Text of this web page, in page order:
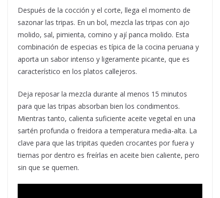
Después de la cocción y el corte, llega el momento de
sazonar las tripas. En un bol, mezcla las tripas con ajo
molido, sal, pimienta, comino y ají panca molido. Esta
combinación de especias es típica de la cocina peruana y
aporta un sabor intenso y ligeramente picante, que es
característico en los platos callejeros.
Deja reposar la mezcla durante al menos 15 minutos
para que las tripas absorban bien los condimentos.
Mientras tanto, calienta suficiente aceite vegetal en una
sartén profunda o freidora a temperatura media-alta. La
clave para que las tripitas queden crocantes por fuera y
tiernas por dentro es freírlas en aceite bien caliente, pero
sin que se quemen.